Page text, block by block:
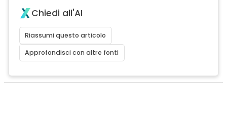
Chiedi all'AI
Riassumi questo articolo
Approfondisci con altre fonti